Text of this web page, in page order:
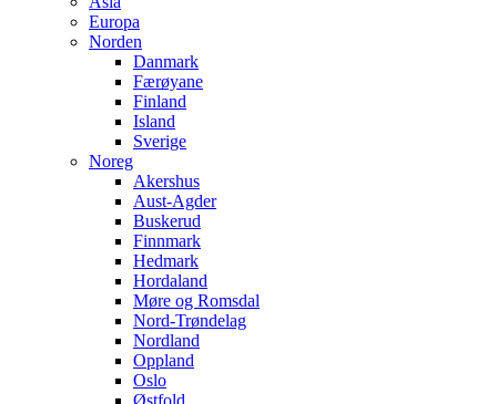
Europa
Norden
Danmark
Færøyane
Finland
Island
Sverige
Noreg
Akershus
Aust-Agder
Buskerud
Finnmark
Hedmark
Hordaland
Møre og Romsdal
Nord-Trøndelag
Nordland
Oppland
Oslo